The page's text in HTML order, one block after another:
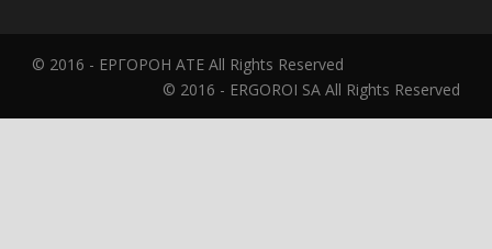
© 2016 - ΕΡΓΟΡΟΗ ΑΤΕ All Rights Reserved
© 2016 - ERGOROI SA All Rights Reserved